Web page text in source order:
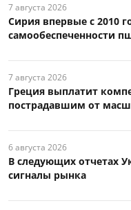
7 августа 2026
Сирия впервые с 2010
самообеспеченности
7 августа 2026
Греция выплатит
пострадавшим от
6 августа 2026
В следующих отчетах
сигналы рынка